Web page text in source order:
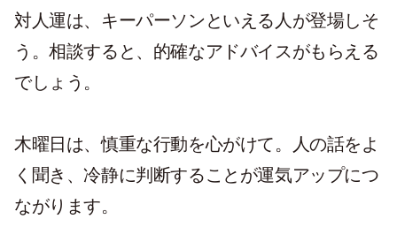
対人運は、キーパーソンといえる人が登場しそ
う。相談すると、的確なアドバイスがもらえる
でしょう。
木曜日は、慎重な行動を心がけて。人の話をよ
く聞き、冷静に判断することが運気アップにつ
ながります。